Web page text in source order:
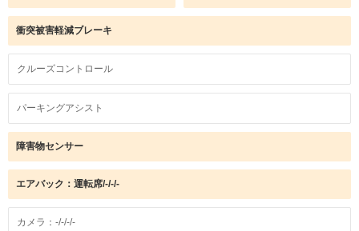
衝突被害軽減ブレーキ
クルーズコントロール
パーキングアシスト
障害物センサー
エアバック：運転席/-/-/-
カメラ：-/-/-/-